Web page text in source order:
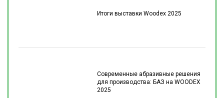
Итоги выставки Woodex 2025
Современные абразивные решения
для производства: БАЗ на WOODEX
2025